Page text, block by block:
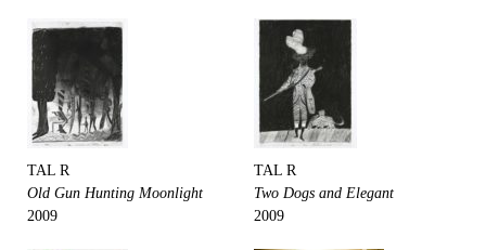
TAL R
Old Gun Hunting Moonlight
2009
TAL R
Two Dogs and Elegant
2009